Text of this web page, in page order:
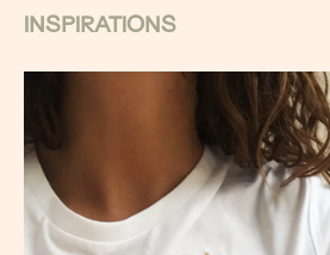
INSPIRATIONS